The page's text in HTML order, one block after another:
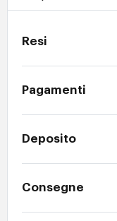
Resi
Pagamenti
Deposito
Consegne